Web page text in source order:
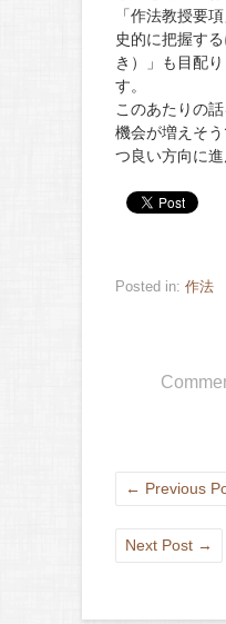
「作法教授要
史的に把握す
き）」も目配
す。
このあたりの
機会が増えそ
つ良い方向に進
Posted in: 作法
← Previous
Next Post →